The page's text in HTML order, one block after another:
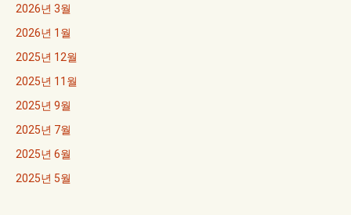
2026년 3월
2026년 1월
2025년 12월
2025년 11월
2025년 9월
2025년 7월
2025년 6월
2025년 5월